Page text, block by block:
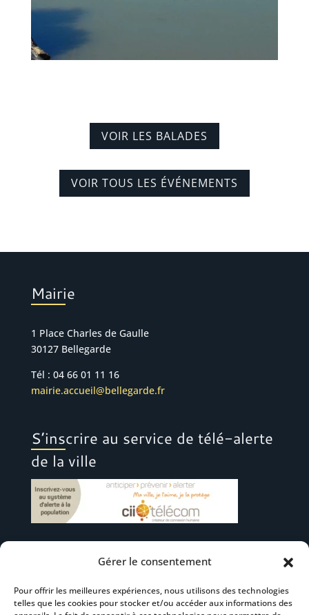
Gérer le consentement
Pour offrir les meilleures expériences, nous utilisons des technologies
telles que les cookies pour stocker et/ou accéder aux informations des
VOIR LES BALADES
VOIR TOUS LES ÉVÉNEMENTS
Mairie
1 Place Charles de Gaulle
30127 Bellegarde
Tél : 04 66 01 11 16
mairie.accueil@bellegarde.fr
S’inscrire au service de télé-alerte
de la ville
Suivez-nous